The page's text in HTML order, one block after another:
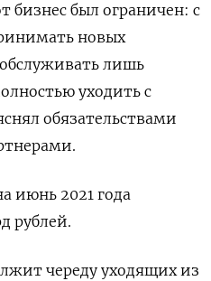
бизнес был ограничен: с
новых
лишь
уходить с
обязательствами
июнь 2021 года
рублей.
череду уходящих из